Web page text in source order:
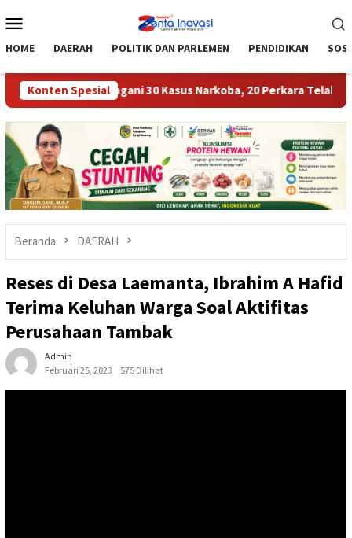
ke
Mobile
HOME DAERAH POLITIK DAN PARLEMEN PENDIDIKAN
Konten Spesial
Tangani 30 Kasus Narkoba, 20 Perkara Telah P21
Beranda DAERAH
Reses di Desa Laemanta, Ibrahim A Hafid
Terima Keluhan Warga Soal Aktifitas
Perusahaan Tambak
Admin
Februari 25, 2023
575 Dilihat